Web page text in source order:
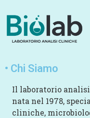
• Chi Siamo
Il laboratorio
nata nel 1978,
cliniche,